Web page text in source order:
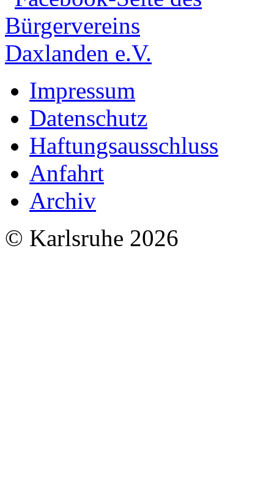
Impressum
Datenschutz
Haftungsausschluss
Anfahrt
Archiv
© Karlsruhe 2026